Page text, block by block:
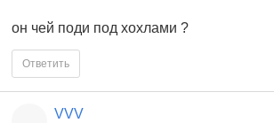
он чей поди под хохлами ?
Ответить
VVV